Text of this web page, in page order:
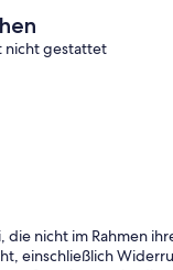
nicht gestattet
nicht im Rahmen
einschließlich